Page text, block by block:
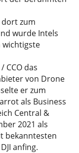
dort zum
wurde Intels
CCO das
von Drone
er zum
als Business
Central &
2021 als
bekanntesten
anfing.